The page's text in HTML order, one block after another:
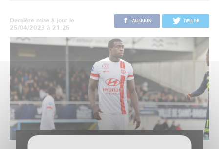
Dernière mise à jour le
25/04/2023 à 21:26
FACEBOOK TWEETER